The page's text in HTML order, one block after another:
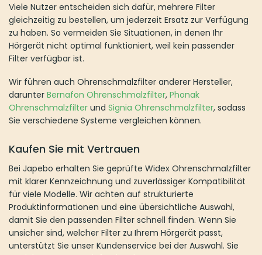
Viele Nutzer entscheiden sich dafür, mehrere Filter
gleichzeitig zu bestellen, um jederzeit Ersatz zur Verfügung
zu haben. So vermeiden Sie Situationen, in denen Ihr
Hörgerät nicht optimal funktioniert, weil kein passender
Filter verfügbar ist.
Wir führen auch Ohrenschmalzfilter anderer Hersteller,
darunter Bernafon Ohrenschmalzfilter, Phonak
Ohrenschmalzfilter und Signia Ohrenschmalzfilter, sodass
Sie verschiedene Systeme vergleichen können.
Kaufen Sie mit Vertrauen
Bei Japebo erhalten Sie geprüfte Widex Ohrenschmalzfilter
mit klarer Kennzeichnung und zuverlässiger Kompatibilität
für viele Modelle. Wir achten auf strukturierte
Produktinformationen und eine übersichtliche Auswahl,
damit Sie den passenden Filter schnell finden. Wenn Sie
unsicher sind, welcher Filter zu Ihrem Hörgerät passt,
unterstützt Sie unser Kundenservice bei der Auswahl. Sie